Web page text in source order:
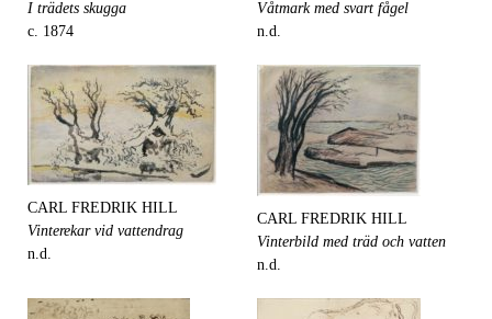
I trädets skugga
c. 1874
Våtmark med svart fågel
n.d.
CARL FREDRIK HILL
Vinterekar vid vattendrag
n.d.
CARL FREDRIK HILL
Vinterbild med träd och vatten
n.d.